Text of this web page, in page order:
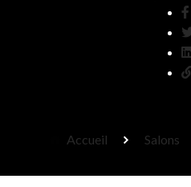
Accueil Salons